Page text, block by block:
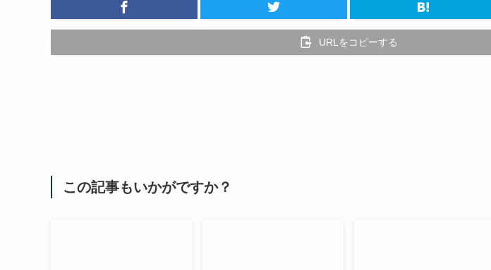
URLをコピーする
この記事もいかがですか？